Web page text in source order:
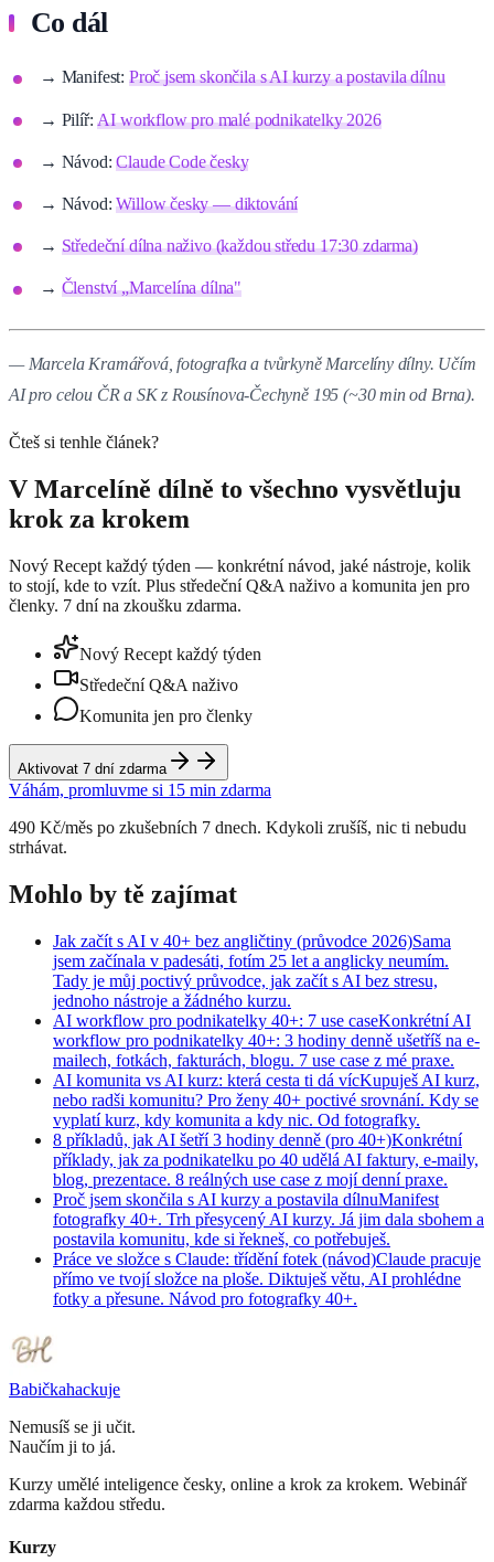
Co dál
→ Manifest: Proč jsem skončila s AI kurzy a postavila dílnu
→ Pilíř:AI workflow pro malé podnikatelky 2026
→ Návod:Claude Code česky
→ Návod:Willow česky — diktování
→ Středeční dílna naživo (každou středu 17:30 zdarma)
→ Členství „Marcelína dílna"
— Marcela Kramářová, fotografka a tvůrkyně Marcelíny dílny. Učím
AI pro celou ČR a SK z Rousínova-Čechyně 195 (~30 min od Brna).
Čteš si tenhle článek?
V Marcelíně dílně to všechno vysvětluju
krok za krokem
Nový Recept každý týden — konkrétní návod, jaké nástroje, kolik
to stojí, kde to vzít. Plus středeční Q&A naživo a komunita jen pro
členky. 7 dní na zkoušku zdarma.
Nový Recept každý týden
Středeční Q&A naživo
Komunita jen pro členky
Aktivovat 7 dní zdarma
Váhám, promluvme si 15 min zdarma
490 Kč/měs po zkušebních 7 dnech. Kdykoli zrušíš, nic ti nebudu
strhávat.
Mohlo by tě zajímat
Jak začít s AI v 40+ bez angličtiny (průvodce 2026)Sama
jsem začínala v padesáti, fotím 25 let a anglicky neumím.
Tady je můj poctivý průvodce, jak začít s AI bez stresu,
jednoho nástroje a žádného kurzu.
AI workflow pro podnikatelky 40+: 7 use caseKonkrétní AI
workflow pro podnikatelky 40+: 3 hodiny denně ušetříš na e-
mailech, fotkách, fakturách, blogu. 7 use case z mé praxe.
AI komunita vs AI kurz: která cesta ti dá vícKupuješ AI kurz,
nebo radši komunitu? Pro ženy 40+ poctivé srovnání. Kdy se
vyplatí kurz, kdy komunita a kdy nic. Od fotografky.
8 příkladů, jak AI šetří 3 hodiny denně (pro 40+)Konkrétní
příklady, jak za podnikatelku po 40 udělá AI faktury, e-maily,
blog, prezentace. 8 reálných use case z mojí denní praxe.
Proč jsem skončila s AI kurzy a postavila dílnuManifest
fotografky 40+. Trh přesycený AI kurzy. Já jim dala sbohem a
postavila komunitu, kde si řekneš, co potřebuješ.
Práce ve složce s Claude: třídění fotek (návod)Claude pracuje
přímo ve tvojí složce na ploše. Diktuješ větu, AI prohlédne
fotky a přesune. Návod pro fotografky 40+.
Babičkahackuje
Nemusíš se ji učit.
Naučím ji to já.
Kurzy umělé inteligence česky, online a krok za krokem. Webinář
zdarma každou středu.
Kurzy